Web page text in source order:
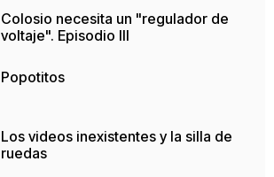
Colosio necesita un "regulador de
voltaje". Episodio III
Popotitos
Los videos inexistentes y la silla de
ruedas